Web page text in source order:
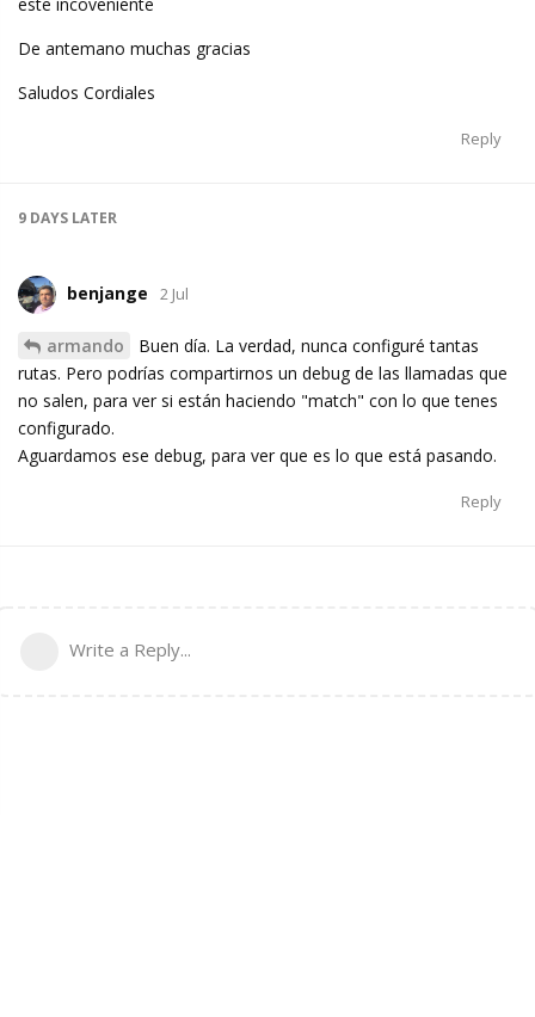
este incoveniente
De antemano muchas gracias
Saludos Cordiales
Reply
9 DAYS LATER
benjange 2 Jul
armando
Buen día. La verdad, nunca configuré tantas
rutas. Pero podrías compartirnos un debug de las llamadas que
no salen, para ver si están haciendo "match" con lo que tenes
configurado.
Aguardamos ese debug, para ver que es lo que está pasando.
Reply
Write a Reply...